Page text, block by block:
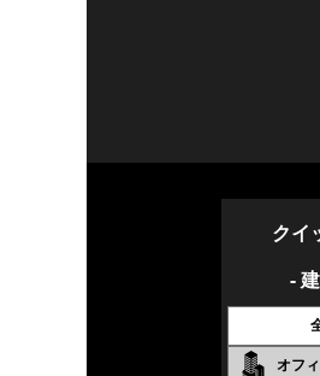
クイ
-
オフ